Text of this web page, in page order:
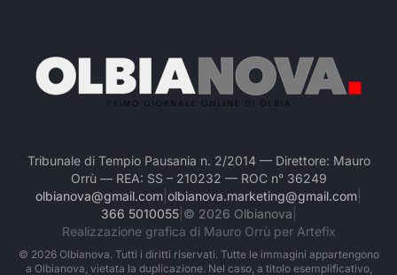
Tribunale di Tempio Pausania n. 2/2014 — Direttore: Mauro
Orrù — REA: SS – 210232 — ROC n° 36249
olbianova@gmail.com olbianova.marketing@gmail.com
366 5010055| © 2026 Olbianova
Realizzazione grafica di Mauro Orrù per Artefix
© 2026Olbianova. Tutti i diritti riservati. Tutte le immagini appartengono
a Olbianova, vietata la duplicazione. Nel caso, a titolo esemplificativo,